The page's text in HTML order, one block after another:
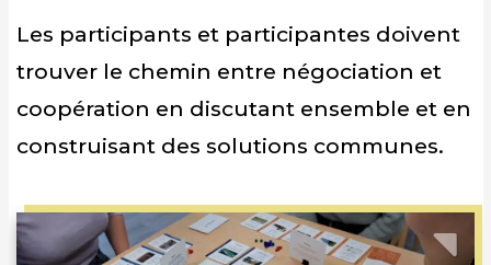
Previous
Les participants et participantes doivent
trouver le chemin entre négociation et
coopération en discutant ensemble et en
construisant des solutions communes.